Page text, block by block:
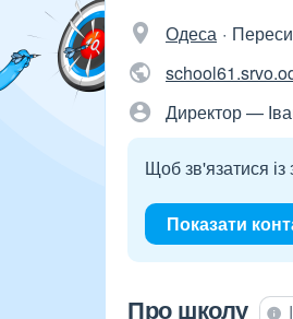
Одеса
Директор —
Щоб зв'язатися
Показати
Про школу